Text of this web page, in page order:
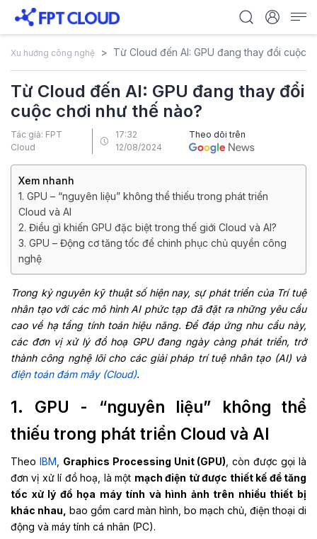
Xu hướng công nghệ Từ Cloud đến AI: GPU đang thay đổi cuộc
Từ Cloud đến AI: GPU đang thay đổi
cuộc chơi như thế nào?
Tác giả: FPT
Cloud
17:32
12/08/2024
Theo dõi trên
Xem nhanh
1. GPU – “nguyên liệu” không thể thiếu trong phát triển
Cloud và AI
2. Điều gì khiến GPU đặc biệt trong thế giới Cloud và AI?
3. GPU – Động cơ tăng tốc để chinh phục chủ quyền công
nghệ
Trong kỷ nguyên kỹ thuật số hiệnnay, sự phát triển củaTrítuệ
nhân tạo với các mô hìnhAI phức tạp đã đặt ra những yêu cầu
cao về hạ tầng tính toán hiệu năng. Để đáp ứng nhu cầu này,
các đơn vị xử lý đồ hoạGPU đang ngày càng phát triển, trở
thành công nghệ lõi cho các giải pháp trí tuệ nhân tạo(AI) và
điện toán đám mây (Cloud).
1. GPU - “nguyên liệu” không thể
thiếu trong phát triển Cloud và AI
Theo IBM Graphics Processing Unit (GPU) , còn được gọi là
đơn vị xử lí đồ hoạ, là một mạch điện tử được thiết kế để tăng
tốc xử lý đồ họa máy tính và hình ảnh trên nhiều thiết bị
khác nhau, bao gồm card màn hình, bo mạch chủ, điện thoại di
động và máy tính cá nhân (PC).